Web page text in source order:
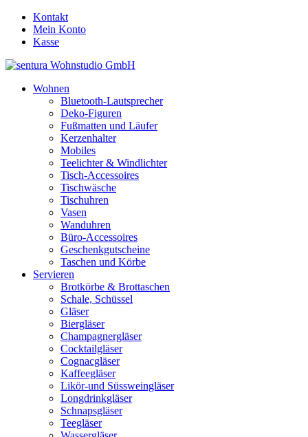
Kontakt
Mein Konto
Kasse
Wohnen
Bluetooth-Lautsprecher
Deko-Figuren
Fußmatten und Läufer
Kerzenhalter
Mobiles
Teelichter & Windlichter
Tisch-Accessoires
Tischwäsche
Tischuhren
Vasen
Wanduhren
Büro-Accessoires
Geschenkgutscheine
Taschen und Körbe
Servieren
Brotkörbe & Brottaschen
Schale, Schüssel
Gläser
Biergläser
Champagnergläser
Cocktailgläser
Cognacgläser
Kaffeegläser
Likör-und Süssweingläser
Longdrinkgläser
Schnapsgläser
Teegläser